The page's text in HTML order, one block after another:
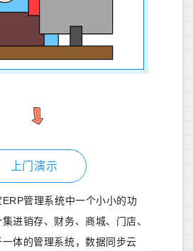
上门演示
管理系统中一个小小的功
进销存、财务、商城、门店、
体的管理系统，数据同步云